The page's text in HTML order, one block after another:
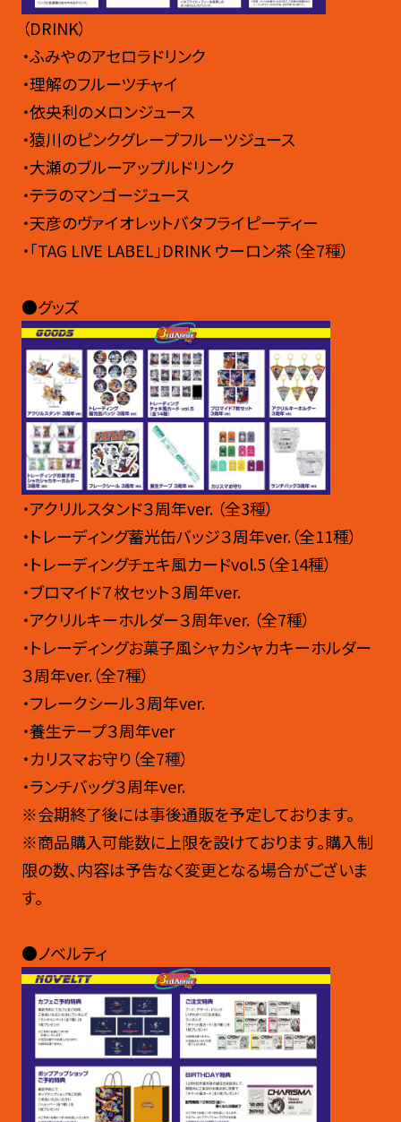
（DRINK）
・ふみやのアセロラドリンク
・理解のフルーツチャイ
・依央利のメロンジュース
・猿川のピンクグレープフルーツジュース
・大瀬のブルーアップルドリンク
・テラのマンゴージュース
・天彦のヴァイオレットバタフライピーティー
・「TAG LIVE LABEL」DRINK ウーロン茶（全7種）
●グッズ
・アクリルスタンド３周年ver. （全3種）
・トレーディング蓄光缶バッジ３周年ver.（全11種）
・トレーディングチェキ風カードvol.5（全14種）
・ブロマイド７枚セット３周年ver.
・アクリルキーホルダー３周年ver. （全7種）
・トレーディングお菓子風シャカシャカキーホルダー
３周年ver.（全7種）
・フレークシール３周年ver.
・養生テープ３周年ver
・カリスマお守り（全7種）
・ランチバッグ３周年ver.
※会期終了後には事後通販を予定しております。
※商品購入可能数に上限を設けております。購入制
限の数、内容は予告なく変更となる場合がございま
す。
●ノベルティ